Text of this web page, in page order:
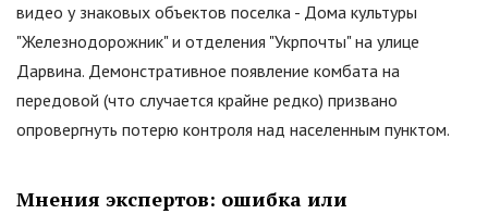
видео у знаковых объектов поселка - Дома культуры
"Железнодорожник"и отделения "Укрпочты"на улице
Дарвина. Демонстративное появление комбата на
передовой (что случается крайне редко) призвано
опровергнуть потерю контроля над населенным пунктом.
Мнения экспертов: ошибка или